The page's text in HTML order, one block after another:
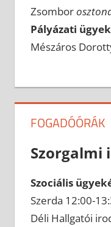
Zsombor
Pályázati
Mészáros
FOGADÓÓRÁK
Szorgalmi
Szociális
Szerda 12:00-
Déli Hallgatói